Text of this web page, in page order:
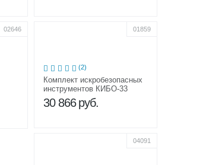
02646 01859
(2)
Комплект искробезопасных
инструментов КИБО-33
30 866 руб.
04091